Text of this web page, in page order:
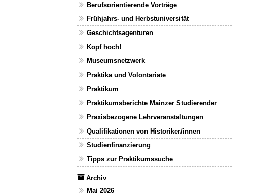
Berufsorientierende Vorträge
Frühjahrs- und Herbstuniversität
Geschichtsagenturen
Kopf hoch!
Museumsnetzwerk
Praktika und Volontariate
Praktikum
Praktikumsberichte Mainzer Studierender
Praxisbezogene Lehrveranstaltungen
Qualifikationen von Historiker/innen
Studienfinanzierung
Tipps zur Praktikumssuche
Archiv
Mai 2026